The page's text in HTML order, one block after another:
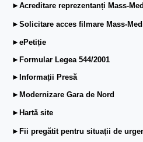
►Acreditare reprezentanți Mass-
►Solicitare acces filmare Mass-
►ePetiție
►Formular Legea 544/2001
►Informații Presă
►Modernizare Gara de Nord
►Hartă site
►Fii pregătit pentru situații de